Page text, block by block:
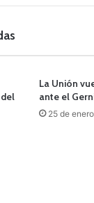
La Unión
ante el
25 de